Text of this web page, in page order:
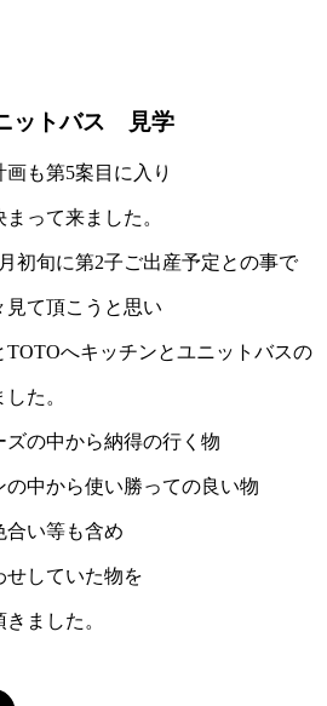
ットバス 見学
も第5案目に入り
って来ました。
初旬に第2子ご出産予定との事で
て頂こうと思い
TOTOへキッチンとユニットバスの
た。
の中から納得の行く物
の中から使い勝っての良い物
合い等も含め
せしていた物を
ました。